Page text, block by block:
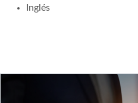
Inglés